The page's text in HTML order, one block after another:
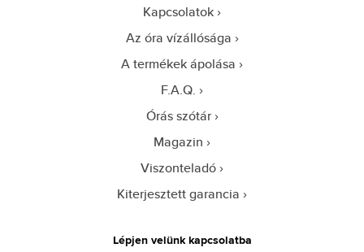
Kapcsolatok
Az óra vízállósága
A termékek ápolása
F.A.Q.
Órás szótár
Magazin
Viszonteladó
Kiterjesztett garancia
Lépjen velünk kapcsolatba